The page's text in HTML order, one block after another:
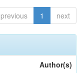
previous 1 next
Author(s)